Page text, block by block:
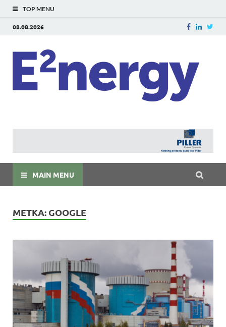
TOP MENU
08.08.2026
MAIN MENU
МЕТКА: GOOGLE